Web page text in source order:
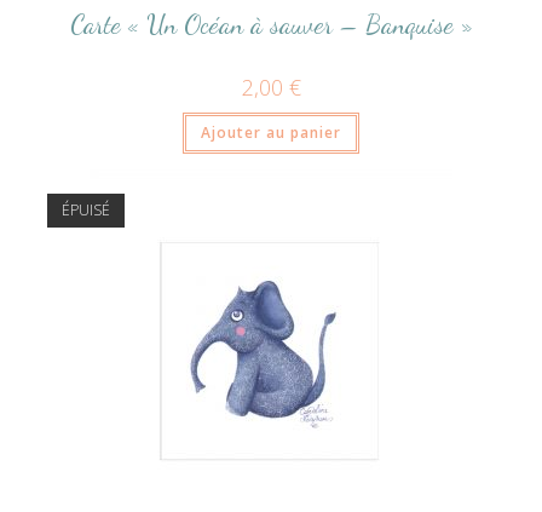
Carte « Un Océan à sauver – Banquise »
2,00 €
Ajouter au panier
ÉPUISÉ